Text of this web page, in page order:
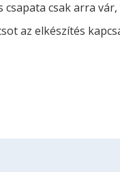
csak arra
az elkészítés